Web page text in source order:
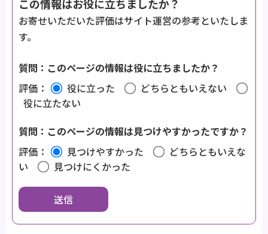
この情報はお役に立ちましたか？
お寄せいただいた評価はサイト運営の参考といたしま
す。
質問：このページの情報は役に立ちましたか？
評価：
役に立った
どちらともいえない
役に立たない
質問：このページの情報は見つけやすかったですか？
評価：
見つけやすかった
どちらともいえな
い
見つけにくかった